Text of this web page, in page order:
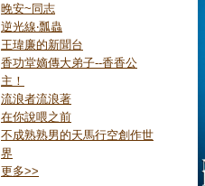
晚安~同志
逆光線‧瓢蟲
王瑋廉的新聞台
香功堂嫡傳大弟子--香香公
主！
流浪者流浪著
在你說喂之前
不成熟熟男的天馬行空創作世
界
更多>>